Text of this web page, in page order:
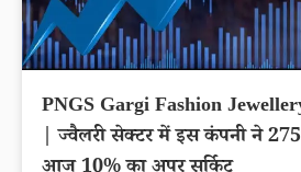
PNGS Gargi Fashion
| ज्वैलरी सेक्टर में इस कंपनी ने